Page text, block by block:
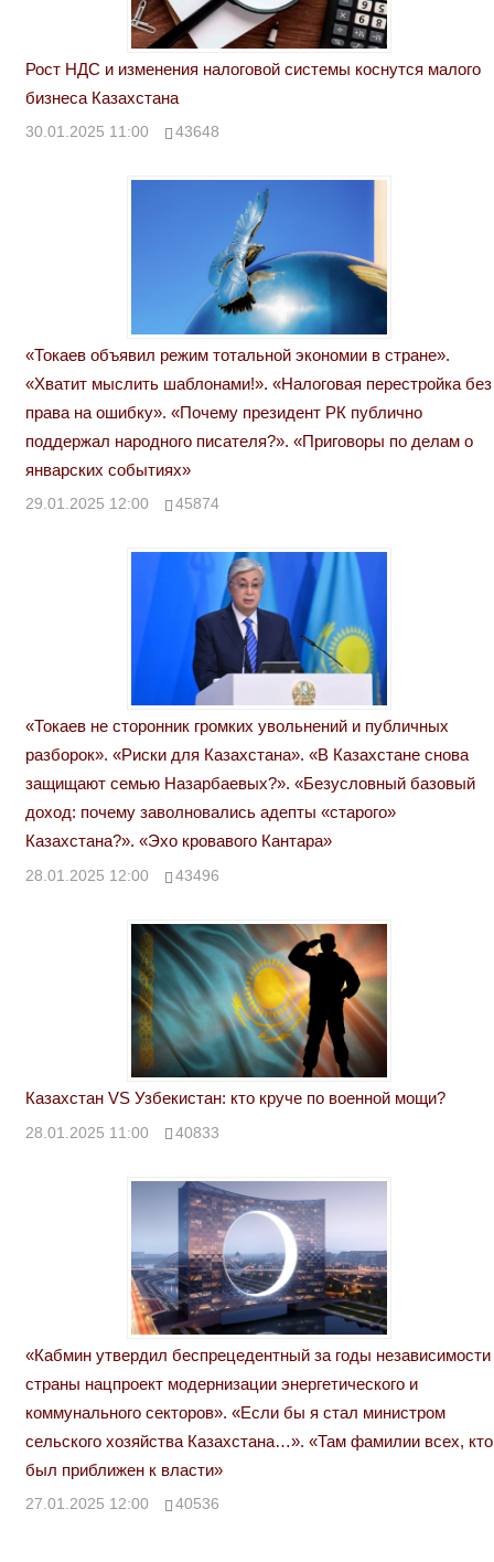
Рост НДС и изменения налоговой системы коснутся малого
бизнеса Казахстана
30.01.2025 11:00 43648
«Токаев объявил режим тотальной экономии в стране».
«Хватит мыслить шаблонами!». «Налоговая перестройка без
права на ошибку». «Почему президент РК публично
поддержал народного писателя?». «Приговоры по делам о
январских событиях»
29.01.2025 12:00 45874
«Токаев не сторонник громких увольнений и публичных
разборок». «Риски для Казахстана». «В Казахстане снова
защищают семью Назарбаевых?». «Безусловный базовый
доход: почему заволновались адепты «старого»
Казахстана?». «Эхо кровавого Кантара»
28.01.2025 12:00 43496
Казахстан VS Узбекистан: кто круче по военной мощи?
28.01.2025 11:00 40833
«Кабмин утвердил беспрецедентный за годы независимости
страны нацпроект модернизации энергетического и
коммунального секторов». «Если бы я стал министром
сельского хозяйства Казахстана…». «Там фамилии всех, кто
был приближен к власти»
27.01.2025 12:00 40536